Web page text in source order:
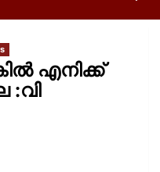
എനിക്ക്
:വി